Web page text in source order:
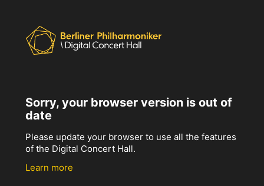
Sorry, your browser version is out of
date
Please update your browser to use all the features
of the Digital Concert Hall.
Learn more